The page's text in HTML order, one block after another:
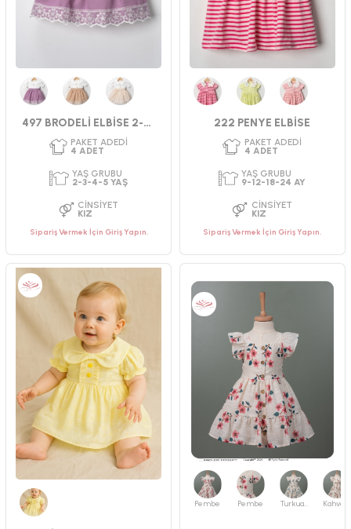
PAKET ADEDI
4ADET
YAŞ GRUBU
2-3-4-5 YAŞ
CINSIYET
KIZ
PAKET ADEDI
4ADET
CINSIYET
KIZ
497 BRODELİ ELBİSE 2-5 YAŞ
Sipariş Vermek İçin Giriş Yapın.
222 PENYE ELBİSE
Sipariş Vermek İçin Giriş Yapın.
Pembe Pembe Turkuaz